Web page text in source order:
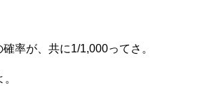
率が、共に1/1,000ってさ。